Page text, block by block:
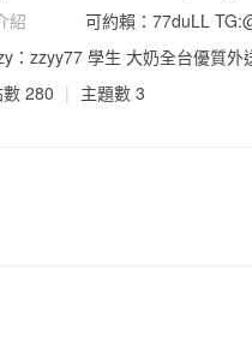
紹
可約賴：77duLL
：zzyy77 學生 大奶全台優質外
280 | 主題數 3